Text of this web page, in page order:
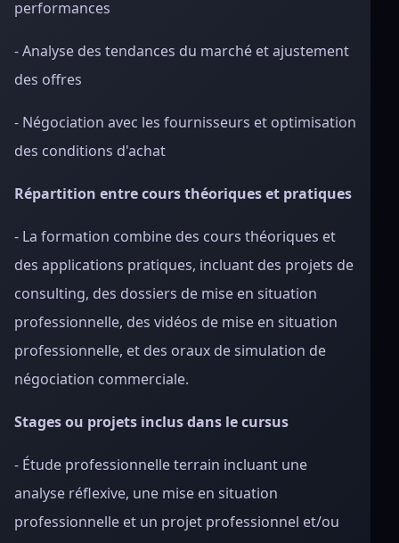
performances
- Analyse des tendances du marché et ajustement
des offres
- Négociation avec les fournisseurs et optimisation
des conditions d'achat
Répartition entre cours théoriques et pratiques
- La formation combine des cours théoriques et
des applications pratiques, incluant des projets de
consulting, des dossiers de mise en situation
professionnelle, des vidéos de mise en situation
professionnelle, et des oraux de simulation de
négociation commerciale.
Stages ou projets inclus dans le cursus
- Étude professionnelle terrain incluant une
analyse réflexive, une mise en situation
professionnelle et un projet professionnel et/ou